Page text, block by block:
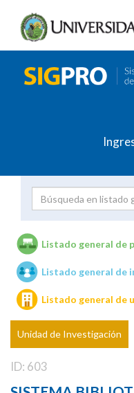
Unidades de
Listado general de
Listado general de
Listado general de
Unidad de Investigación
ID: 603